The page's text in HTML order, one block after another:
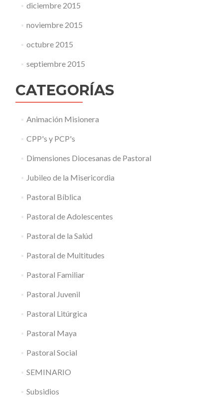
diciembre 2015
noviembre 2015
octubre 2015
septiembre 2015
CATEGORÍAS
Animación Misionera
CPP's y PCP's
Dimensiones Diocesanas de Pastoral
Jubileo de la Misericordia
Pastoral Bíblica
Pastoral de Adolescentes
Pastoral de la Salúd
Pastoral de Multitudes
Pastoral Familiar
Pastoral Juvenil
Pastoral Litúrgica
Pastoral Maya
Pastoral Social
SEMINARIO
Subsidios